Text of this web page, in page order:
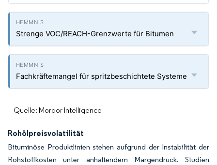
Strenge VOC/REACH-Grenzwerte für Bitumen
Fachkräftemangel für spritzbeschichtete Systeme
Quelle: Mordor Intelligence
Rohölpreisvolatilität
Bituminöse Produktlinien stehen aufgrund der Instabilität der
Rohstoffkosten unter anhaltendem Margendruck. Studien